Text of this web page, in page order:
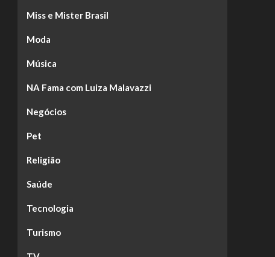
Miss e Mister Brasil
Moda
Música
NA Fama com Luiza Malavazzi
Negócios
Pet
Religião
Saúde
Tecnologia
Turismo